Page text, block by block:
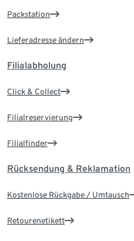
Packstation
Lieferadresse ändern
Filialabholung
Click & Collect
Filialreservierung
Filialfinder
Rücksendung & Reklamation
Kostenlose Rückgabe / Umtausch
Retourenetikett